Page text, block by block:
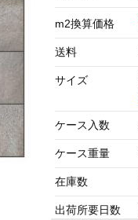
m2換算価格
送料
サイズ
ケース入数
ケース重量
在庫数
出荷所要日数